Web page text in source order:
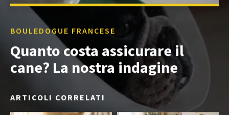
BOULEDOGUE FRANCESE
Quanto costa assicurare il
cane? La nostra indagine
ARTICOLI CORRELATI